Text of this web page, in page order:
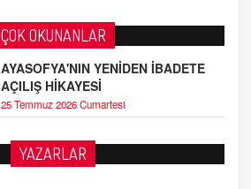
ÇOK OKUNANLAR
AYASOFYA'NIN YENİDEN İBADETE
AÇILIŞ HİKAYESİ
25 Temmuz 2026 Cumartesi
YAZARLAR